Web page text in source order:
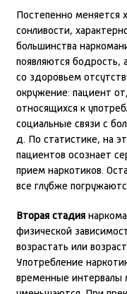
Постепенно меняется
сонливости,
большинства
появляются бодрость,
со здоровьем
окружение: пациент
относящихся к
социальные связи с
д. По статистике, на
пациентов осознает
прием наркотиков.
все глубже
Вторая стадия
физической
возрастать или
Употребление
временные интервалы